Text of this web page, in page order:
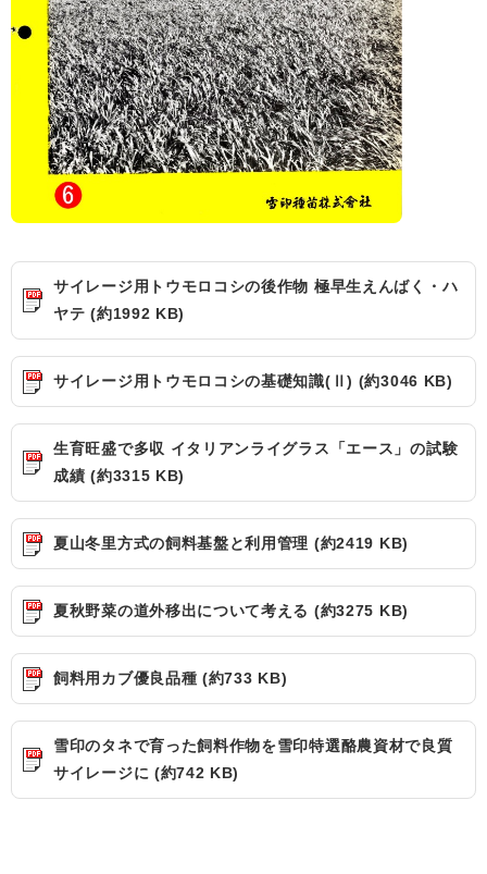
サイレージ用トウモロコシの後作物 極早生えんばく・ハ
ヤテ (約1992 KB)
サイレージ用トウモロコシの基礎知識(Ⅱ) (約3046 KB)
生育旺盛で多収 イタリアンライグラス「エース」の試験
成績 (約3315 KB)
夏山冬里方式の飼料基盤と利用管理 (約2419 KB)
夏秋野菜の道外移出について考える (約3275 KB)
飼料用カブ優良品種 (約733 KB)
雪印のタネで育った飼料作物を雪印特選酪農資材で良質
サイレージに (約742 KB)